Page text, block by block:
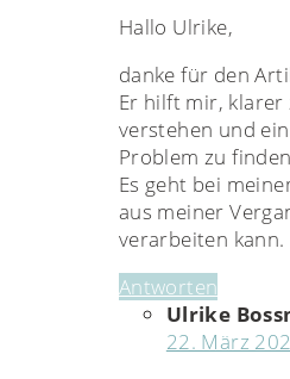
Hallo Ulrike,
danke für den
Er hilft mir, klarer
verstehen und
Problem zu
Es geht bei
aus meiner
verarbeiten kann.
Antworten
Ulrike
22. März